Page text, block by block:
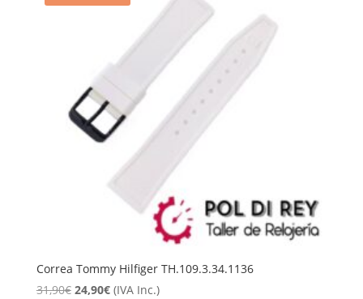
Correa Tommy Hilfiger TH.109.3.34.1136
31,90€ El
24,90€El(IVA Inc.)